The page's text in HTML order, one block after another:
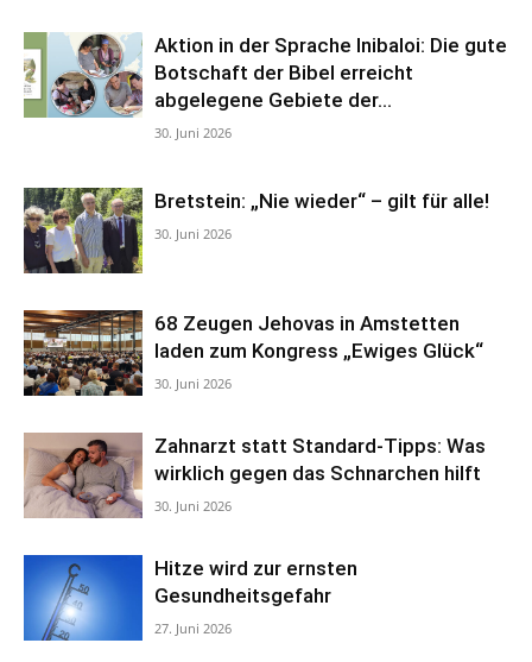
Aktion in der Sprache Inibaloi: Die gute
Botschaft der Bibel erreicht
abgelegene Gebiete der...
30. Juni 2026
Bretstein: „Nie wieder“ – gilt für alle!
30. Juni 2026
68 Zeugen Jehovas in Amstetten
laden zum Kongress „Ewiges Glück“
30. Juni 2026
Zahnarzt statt Standard-Tipps: Was
wirklich gegen das Schnarchen hilft
30. Juni 2026
Hitze wird zur ernsten
Gesundheitsgefahr
27. Juni 2026